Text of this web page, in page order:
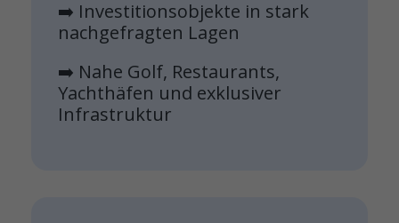
➡️ Investitionsobjekte in stark
nachgefragten Lagen
➡️ Nahe Golf, Restaurants,
Yachthäfen und exklusiver
Infrastruktur